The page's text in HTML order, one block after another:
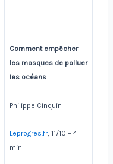
Comment empêcher
les masques de polluer
les océans
Philippe Cinquin
Leprogres.fr, 11/10 – 4
min